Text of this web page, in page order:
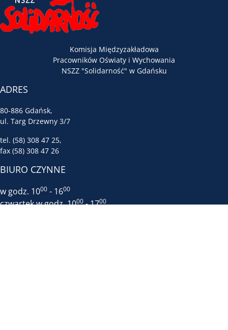
Komisja Międzyzakładowa
Pracowników Oświaty i Wychowania
NSZZ "Solidarność" w Gdańsku
ADRES
80-886 Gdańsk,
ul. Targ Drzewny 3/7
tel. (58) 308 47 25,
fax (58) 308 47 26
BIURO CZYNNE
w godz. 1000 - 1600
czwartek w godz. 1000- 1700